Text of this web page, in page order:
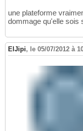
une plateforme
dommage qu'elle sois
ElJipi, le 05/07/2012 à